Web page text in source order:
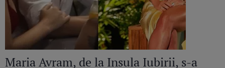
Maria Avram, de la Insula Iubirii, s-a